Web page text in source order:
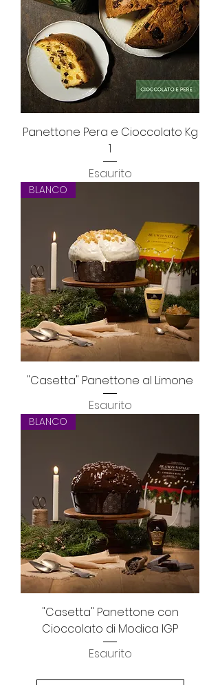
Panettone Pera e Cioccolato Kg
1
Esaurito
BLANCO
"Casetta" Panettone al Limone
Esaurito
BLANCO
"Casetta" Panettone con
Cioccolato di Modica IGP
Esaurito